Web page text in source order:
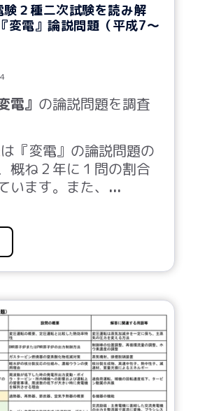
２種二次試験を読み解
変電』論説問題（平成7～
電』 の論説問題を調査
は『変電』の論説問題の
概ね ２ 年に１問の割合
います。また、 ...